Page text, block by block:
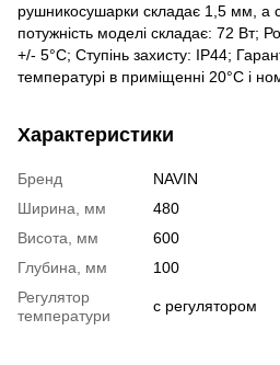
рушникосушарки складає 1,5 мм, а
потужність моделі складає: 72 Вт;
+/- 5°C; Ступінь захисту: IP44;
температурі в приміщенні 20°С і
Характеристики
Бренд
NAVIN
Ширина, мм
480
Висота, мм
600
Глубина, мм
100
Регулятор
температури
с регулятором